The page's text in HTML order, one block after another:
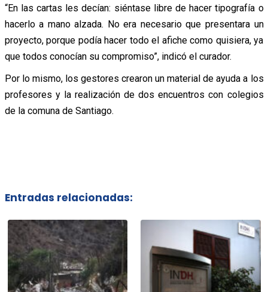
“En las cartas les decían: siéntase libre de hacer tipografía o
hacerlo a mano alzada. No era necesario que presentara un
proyecto, porque podía hacer todo el afiche como quisiera, ya
que todos conocían su compromiso”, indicó el curador.
Por lo mismo, los gestores crearon un material de ayuda a los
profesores y la realización de dos encuentros con colegios
de la comuna de Santiago.
Entradas relacionadas: